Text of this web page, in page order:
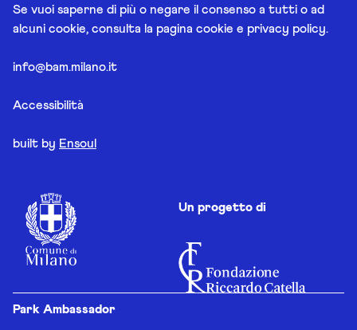
Se vuoi saperne di più o negare il consenso a tutti o ad
alcuni cookie, consulta la pagina cookie e privacy policy.
info@bam.milano.it
Accessibilità
built by Ensoul
Un progetto di
Park Ambassador